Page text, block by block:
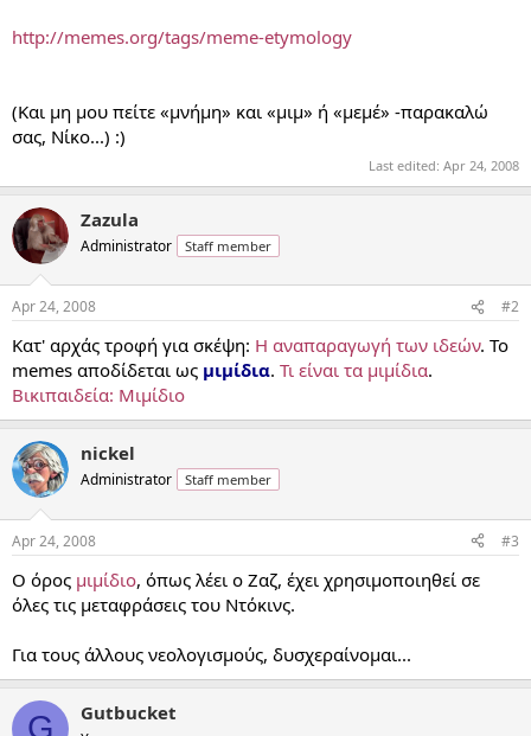
http://memes.org/tags/meme-etymology
(Και μη μου πείτε «μνήμη» και «μιμ» ή «μεμέ» -παρακαλώ
σας, Νίκο...) :)
Last edited: Apr 24, 2008
Zazula
Administrator Staff member
Apr 24, 2008 #2
Κατ' αρχάς τροφή για σκέψη: Η αναπαραγωγή των ιδεών. Το
memes αποδίδεται ως μιμίδια. Τι είναι τα μιμίδια.
Βικιπαιδεία: Μιμίδιο
nickel
Administrator Staff member
Apr 24, 2008 #3
Ο όρος μιμίδιο, όπως λέει ο Ζαζ, έχει χρησιμοποιηθεί σε
όλες τις μεταφράσεις του Ντόκινς.
Για τους άλλους νεολογισμούς, δυσχεραίνομαι...
G Gutbucket